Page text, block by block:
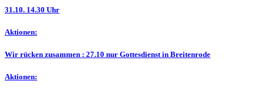
31.10. 14.30 Uhr
Aktionen:
Wir rücken zusammen : 27.10 nur Gottesdienst in Breitenrode
Aktionen: